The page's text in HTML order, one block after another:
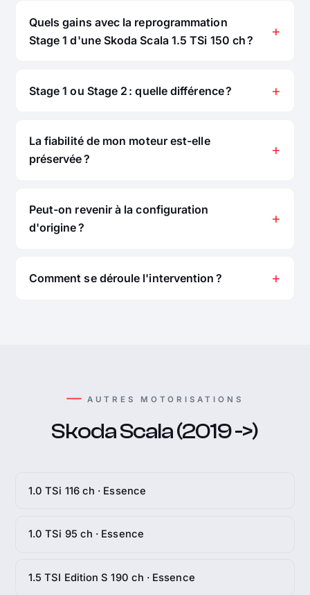
Quels gains avec la reprogrammation
Stage 1 d'une Skoda Scala 1.5 TSi 150 ch ?
Stage 1 ou Stage 2 : quelle différence ?
La fiabilité de mon moteur est-elle
préservée ?
Peut-on revenir à la configuration
d'origine ?
Comment se déroule l'intervention ?
AUTRES MOTORISATIONS
Skoda Scala (2019 ->)
1.0 TSi 116 ch · Essence
1.0 TSi 95 ch · Essence
1.5 TSI Edition S 190 ch · Essence